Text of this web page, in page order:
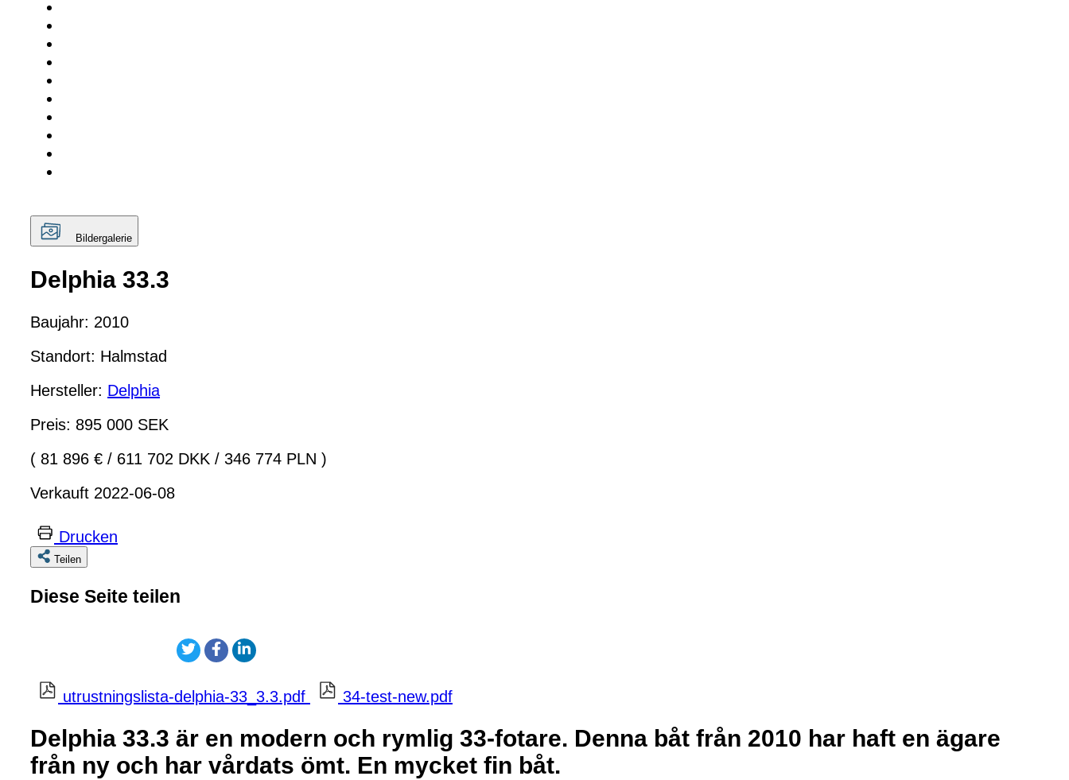
Bildergalerie
Delphia 33.3
Baujahr: 2010
Standort: Halmstad
Hersteller: Delphia
Preis: 895 000 SEK
( 81 896 € / 611 702 DKK / 346 774 PLN )
Verkauft 2022-06-08
Drucken
Teilen
Diese Seite teilen
utrustningslista-delphia-33_3.3.pdf 34-test-new.pdf
Delphia 33.3 är en modern och rymlig 33-fotare. Denna båt från 2010 har haft en ägare
från ny och har vårdats ömt. En mycket fin båt.